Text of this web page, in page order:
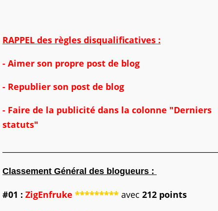
RAPPEL des règles disqualificatives :
- Aimer son propre post de blog
- Republier son post de blog
- Faire de la publicité dans la colonne "Derniers
statuts"
Classement Général des blogueurs :
#01 : ZigEnfruke ********* avec 212 points